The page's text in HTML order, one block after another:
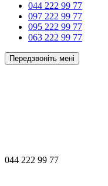
044 222 99 77
097 222 99 77
095 222 99 77
063 222 99 77
Передзвоніть мені
044 222 99 77